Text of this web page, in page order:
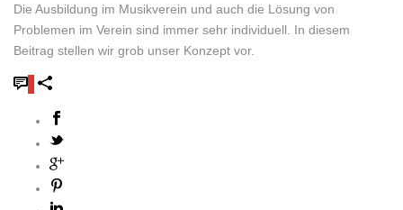
Die Ausbildung im Musikverein und auch die Lösung von
Problemen im Verein sind immer sehr individuell. In diesem
Beitrag stellen wir grob unser Konzept vor.